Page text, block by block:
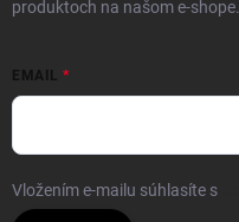
produktoch na našom e-shope.
EMAIL
Vložením e-mailu súhlasíte s